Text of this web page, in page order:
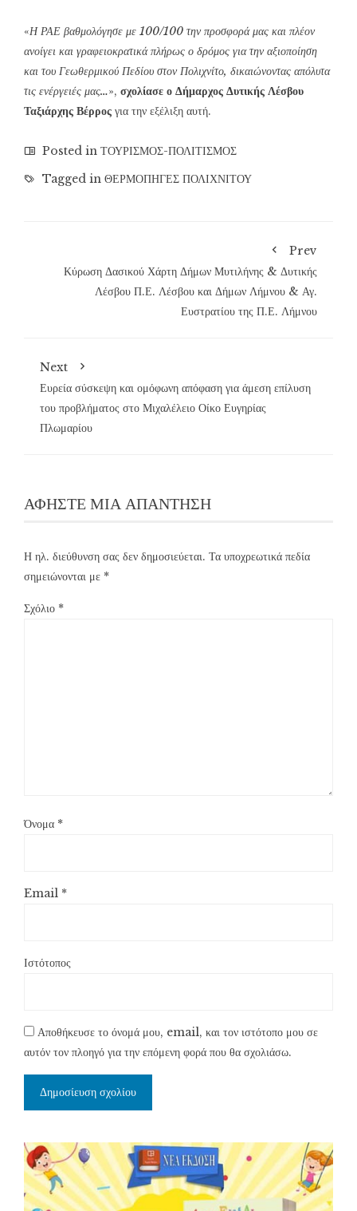
«Η ΡΑΕ βαθμολόγησε με 100/100 την προσφορά μας και πλέον
ανοίγει και γραφειοκρατικά πλήρως ο δρόμος για την αξιοποίηση
και του Γεωθερμικού Πεδίου στον Πολιχνίτο, δικαιώνοντας απόλυτα
τις ενέργειές μας…», σχολίασε ο Δήμαρχος Δυτικής Λέσβου
Ταξιάρχης Βέρρος για την εξέλιξη αυτή.
Posted in ΤΟΥΡΙΣΜΟΣ-ΠΟΛΙΤΙΣΜΟΣ
Tagged in ΘΕΡΜΟΠΗΓΕΣ ΠΟΛΙΧΝΙΤΟΥ
Prev
Κύρωση Δασικού Χάρτη Δήμων Μυτιλήνης & Δυτικής
Λέσβου Π.Ε. Λέσβου και Δήμων Λήμνου & Αγ.
Ευστρατίου της Π.Ε. Λήμνου
Next
Ευρεία σύσκεψη και ομόφωνη απόφαση για άμεση επίλυση
του προβλήματος στο Μιχαλέλειο Οίκο Ευγηρίας
Πλωμαρίου
ΑΦΉΣΤΕ ΜΙΑ ΑΠΆΝΤΗΣΗ
Η ηλ. διεύθυνση σας δεν δημοσιεύεται. Τα υποχρεωτικά πεδία
σημειώνονται με *
Σχόλιο *
Όνομα *
Email *
Ιστότοπος
Αποθήκευσε το όνομά μου, email, και τον ιστότοπο μου σε
αυτόν τον πλοηγό για την επόμενη φορά που θα σχολιάσω.